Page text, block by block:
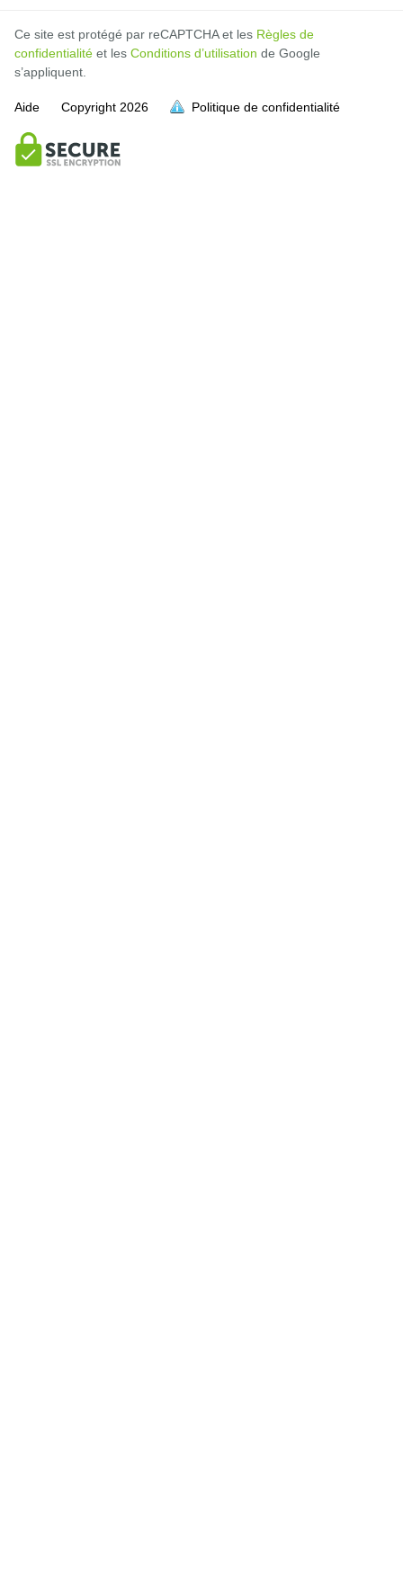
Ce site est protégé par reCAPTCHA et les Règles de
confidentialité et les Conditions d’utilisation de Google
s’appliquent.
Aide Copyright 2026 Politique de confidentialité